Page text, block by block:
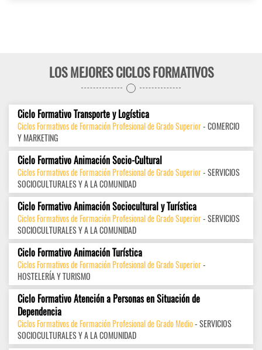
LOS MEJORES CICLOS FORMATIVOS
Ciclo Formativo Transporte y Logística
Ciclos Formativos de Formación Profesional de Grado Superior- COMERCIO
Y MARKETING
Ciclo Formativo Animación Socio-Cultural
Ciclos Formativos de Formación Profesional de Grado Superior- SERVICIOS
SOCIOCULTURALES Y A LA COMUNIDAD
Ciclo Formativo Animación Sociocultural y Turística
Ciclos Formativos de Formación Profesional de Grado Superior- SERVICIOS
SOCIOCULTURALES Y A LA COMUNIDAD
Ciclo Formativo Animación Turística
Ciclos Formativos de Formación Profesional de Grado Superior-
HOSTELERÍA Y TURISMO
Ciclo Formativo Atención a Personas en Situación de
Dependencia
Ciclos Formativos de Formación Profesional de Grado Medio- SERVICIOS
SOCIOCULTURALES Y A LA COMUNIDAD